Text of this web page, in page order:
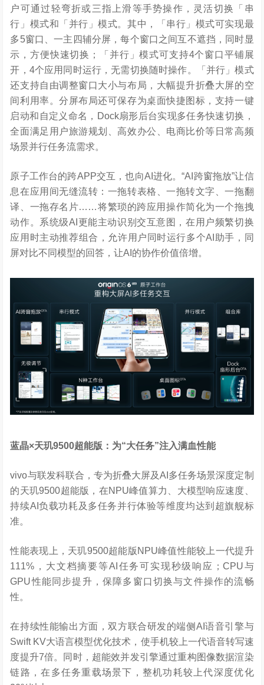
户可通过轻弯折或三指上滑等手势操作，灵活切换「串
行」模式和「并行」模式。其中，「串行」模式可实现最
多5窗口、一主四辅分屏，每个窗口之间互不遮挡，同时显
示，方便快速切换；「并行」模式可支持4个窗口平铺展
开，4个应用同时运行，无需切换随时操作。「并行」模式
还支持自由调整窗口大小与布局，大幅提升折叠大屏的空
间利用率。分屏布局还可保存为桌面快捷图标，支持一键
启动和自定义命名，Dock扇形后台实现多任务快速切换，
全面满足用户旅游规划、高效办公、电商比价等日常高频
场景并行任务流需求。
原子工作台的跨APP交互，也向AI进化。“AI跨窗拖放”让信
息在应用间无缝流转：一拖转表格、一拖转文字、一拖翻
译、一拖存名片……将繁琐的跨应用操作简化为一个拖拽
动作。系统级AI更能主动识别交互意图，在用户频繁切换
应用时主动推荐组合，允许用户同时运行多个AI助手，同
屏对比不同模型的回答，让AI的协作价值倍增。
蓝晶×天玑9500超能版：为“大任务”注入满血性能
vivo与联发科联合，专为折叠大屏及AI多任务场景深度定制
的天玑9500超能版，在NPU峰值算力、大模型响应速度、
持续AI负载功耗及多任务并行体验等维度均达到超旗舰标
准。
性能表现上，天玑9500超能版NPU峰值性能较上一代提升
111%，大文档摘要等AI任务可实现秒级响应；CPU与
GPU性能同步提升，保障多窗口切换与文件操作的流畅
性。
在持续性能输出方面，双方联合研发的端侧AI语音引擎与
Swift KV大语言模型优化技术，使手机较上一代语音转写速
度提升7倍。同时，超能效并发引擎通过重构图像数据渲染
链路，在多任务重载场景下，整机功耗较上代深度优化